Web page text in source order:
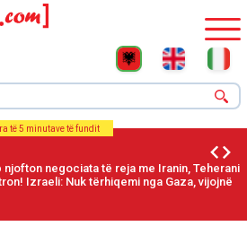
të 5 minutave të fundit
njofton negociata të reja me Iranin, Teherani
Izraeli: Nuk tërhiqemi nga Gaza, vijojnë